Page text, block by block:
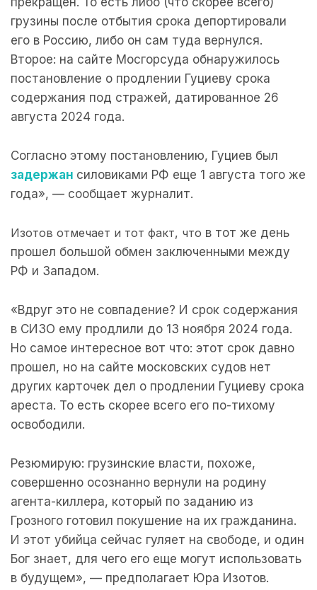
грузины после отбытия срока депортировали
его в Россию, либо он сам туда вернулся.
Второе: на сайте Мосгорсуда обнаружилось
постановление о продлении Гуциеву срока
содержания под стражей, датированное 26
августа 2024 года.
Согласно этому постановлению, Гуциев был
задержан силовиками РФ еще 1 августа того же
года», — сообщает журналит.
Изотов отмечает и тот факт, что в тот же день
прошел большой обмен заключенными между
РФ и Западом.
«Вдруг это не совпадение? И срок содержания
в СИЗО ему продлили до 13 ноября 2024 года.
Но самое интересное вот что: этот срок давно
прошел, но на сайте московских судов нет
других карточек дел о продлении Гуциеву срока
ареста. То есть скорее всего его по-тихому
освободили.
Резюмирую: грузинские власти, похоже,
совершенно осознанно вернули на родину
агента-киллера, который по заданию из
Грозного готовил покушение на их гражданина.
И этот убийца сейчас гуляет на свободе, и один
Бог знает, для чего его еще могут использовать
в будущем», — предполагает Юра Изотов.